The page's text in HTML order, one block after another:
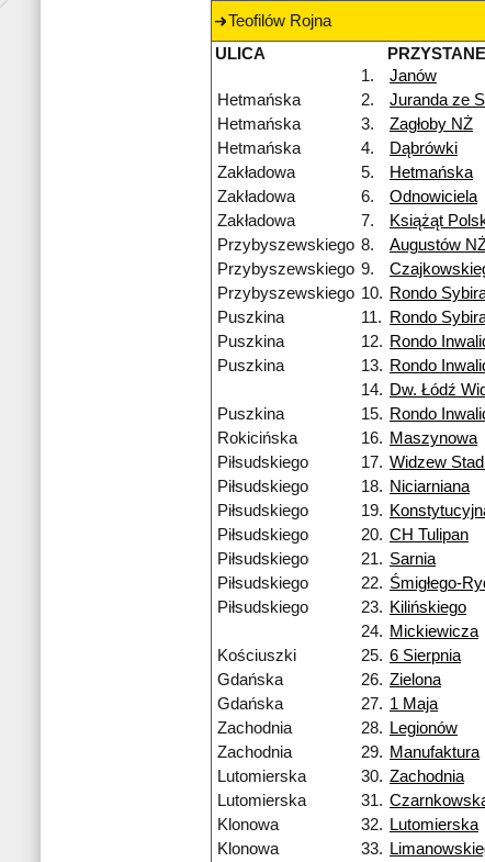
Teofilów Rojna
ULICA
1.
Janów
Hetmańska
2. Juranda ze
Hetmańska
3. Zagłoby NŻ
Hetmańska
4. Dąbrówki
Zakładowa
5. Hetmańska
Zakładowa
6. Odnowiciela
Zakładowa
7. Książąt
Przybyszewskiego 8. Augustów
Przybyszewskiego 9.
Przybyszewskiego 10. Rondo
Puszkina
11. Rondo
Puszkina
12. Rondo
Puszkina
13. Rondo
14. Dw. Łódź
Puszkina
15. Rondo
Rokicińska
16. Maszynowa
Piłsudskiego
17. Widzew
Piłsudskiego
18. Niciarniana
Piłsudskiego
19.
Piłsudskiego
20. CH Tulipan
Piłsudskiego
21. Sarnia
Piłsudskiego
22. Śmigłego-
Piłsudskiego
23. Kilińskiego
24. Mickiewicza
Kościuszki
25. 6 Sierpnia
Gdańska
26. Zielona
Gdańska
27. 1 Maja
Zachodnia
28. Legionów
Zachodnia
29. Manufaktura
Lutomierska
30. Zachodnia
Lutomierska
31.
Klonowa
32. Lutomierska
Klonowa
33.